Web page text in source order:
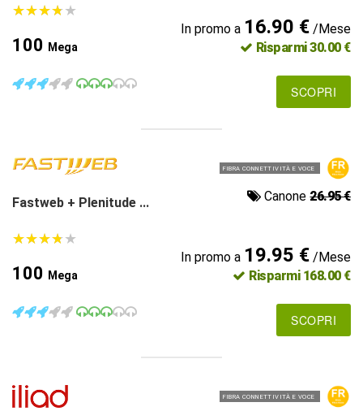
★★★★★
★★★★★
100 Mega
In promo a 16.90 €/Mese
Risparmi 30.00 €
SCOPRI
FIBRA CONNETTIVITÀ E VOCE
Fastweb + Plenitude ... Canone26.95 €
★★★★★
★★★★★
100 Mega
In promo a 19.95 €/Mese
Risparmi 168.00 €
SCOPRI
FIBRA CONNETTIVITÀ E VOCE